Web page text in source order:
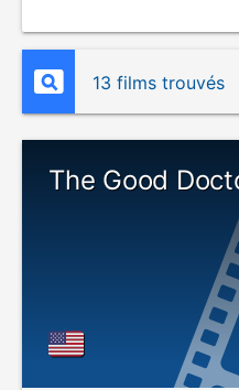
13 films trouvés
The Good